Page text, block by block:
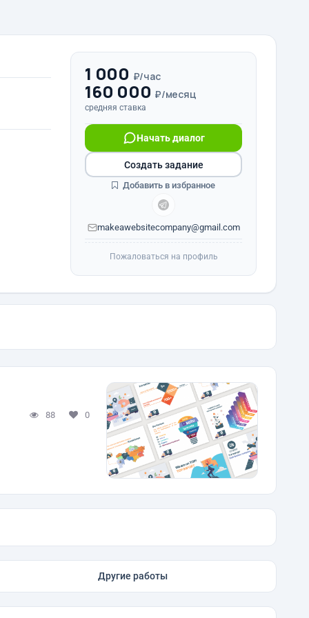
1 000 ₽/час
160 000 ₽/месяц
средняя ставка
Начать диалог
makeawebsitecompany@gmail.com
Создать задание
Добавить в избранное
Пожаловаться на профиль
88 0
Другие работы